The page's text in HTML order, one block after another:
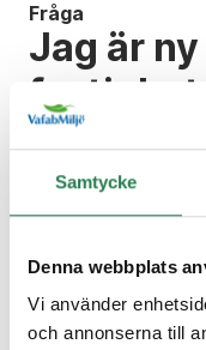
Samtycke
Denna webbplats
Vi använder
och annonserna till
Fråga
Jag är
fastighet
jag?
Svar
Oftast ärver du